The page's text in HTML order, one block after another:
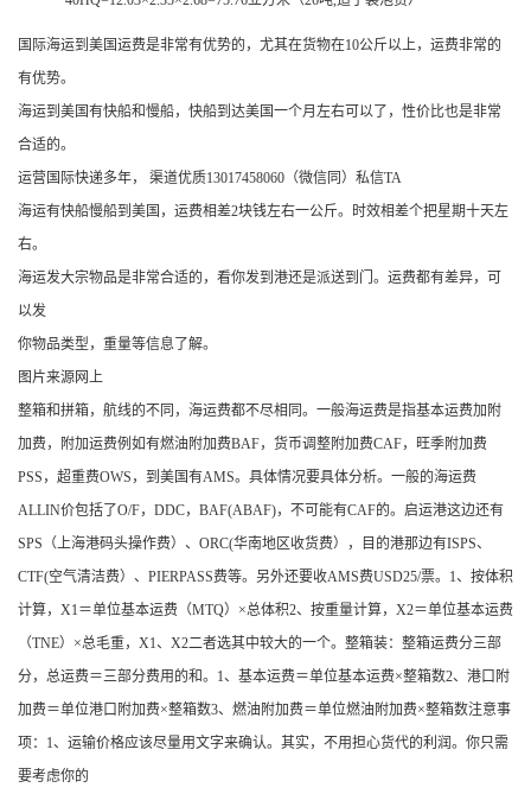
国际海运到美国运费是非常有优势的，尤其在货物在10公斤以上，运费非常的
有优势。
海运到美国有快船和慢船，快船到达美国一个月左右可以了，性价比也是非常
合适的。
运营国际快递多年， 渠道优质13017458060（微信同）私信TA
海运有快船慢船到美国，运费相差2块钱左右一公斤。时效相差个把星期十天左
右。
海运发大宗物品是非常合适的，看你发到港还是派送到门。运费都有差异，可
以发
你物品类型，重量等信息了解。
图片来源网上
整箱和拼箱，航线的不同，海运费都不尽相同。一般海运费是指基本运费加附
加费，附加运费例如有燃油附加费BAF，货币调整附加费CAF，旺季附加费
PSS，超重费OWS，到美国有AMS。具体情况要具体分析。一般的海运费
ALLIN价包括了O/F，DDC，BAF(ABAF)，不可能有CAF的。启运港这边还有
SPS（上海港码头操作费）、ORC(华南地区收货费），目的港那边有ISPS、
CTF(空气清洁费）、PIERPASS费等。另外还要收AMS费USD25/票。1、按体积
计算，X1＝单位基本运费（MTQ）×总体积2、按重量计算，X2＝单位基本运费
（TNE）×总毛重，X1、X2二者选其中较大的一个。整箱装：整箱运费分三部
分，总运费＝三部分费用的和。1、基本运费＝单位基本运费×整箱数2、港口附
加费＝单位港口附加费×整箱数3、燃油附加费＝单位燃油附加费×整箱数注意事
项：1、运输价格应该尽量用文字来确认。其实，不用担心货代的利润。你只需
要考虑你的